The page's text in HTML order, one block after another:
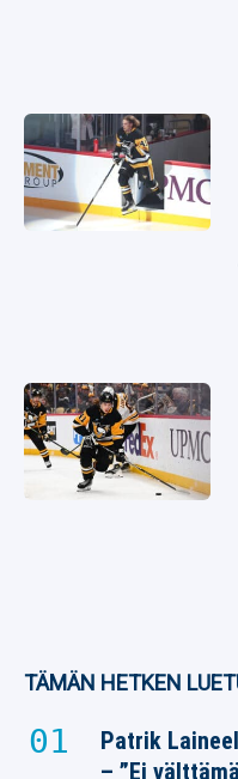
TÄMÄN HETKEN
Patrik
– ”Ei